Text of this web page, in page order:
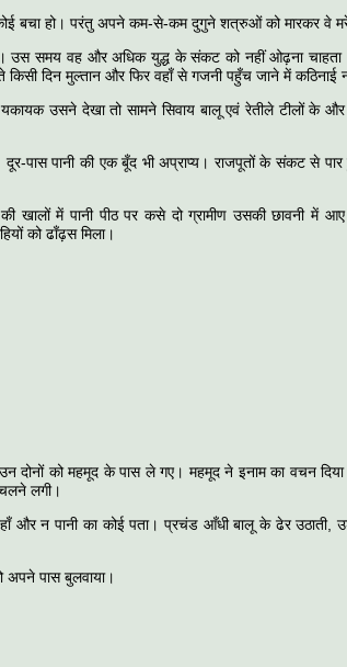
बचा हो। परंतु अपने कम-से-कम दुगुने शत्रुओं को मारकर वे
उस समय वह और अधिक युद्ध के संकट को नहीं ओढ़ना
किसी दिन मुल्तान और फिर वहाँ से गजनी पहुँच जाने में कठिनाई
उसने देखा तो सामने सिवाय बालू एवं रेतीले टीलों के और
पास पानी की एक बूँद भी अप्राप्य। राजपूतों के संकट से पार
खालों में पानी पीठ पर कसे दो ग्रामीण उसकी छावनी में
को ढाँढ़स मिला।
दोनों को महमूद के पास ले गए। महमूद ने इनाम का वचन
लगी।
और न पानी का कोई पता। प्रचंड आँधी बालू के ढेर उठाती,
अपने पास बुलवाया।